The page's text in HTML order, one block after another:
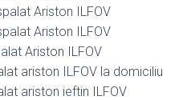
Ariston ILFOV
Ariston ILFOV
Ariston ILFOV
ariston ILFOV la domiciliu
ariston ieftin ILFOV